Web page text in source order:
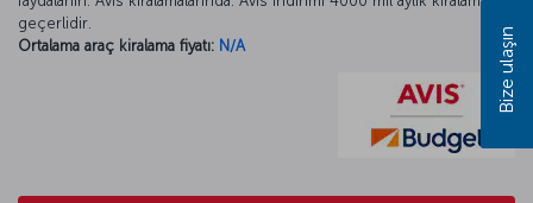
geçerlidir.
Ortalama araç kiralama fiyatı: N/A Bize ulaşın